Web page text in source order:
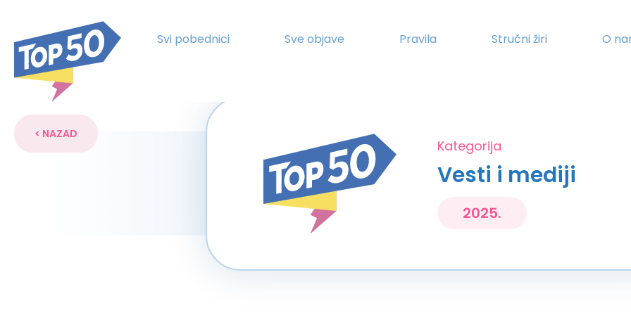
Svi pobednici Sve objave Pravila Stručni žiri O
< NAZAD
Kategorija
Vesti i mediji
2025.